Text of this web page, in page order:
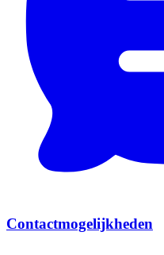
Contactmogelijkheden